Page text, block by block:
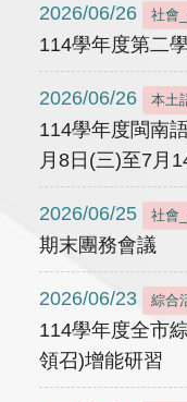
2026/06/26 社會
114學年度第二
2026/06/26 本土
114學年度閩南
月8日(三)至7月
2026/06/25 社會
期末團務會議
2026/06/23 綜合
114學年度全市
領召)增能研習